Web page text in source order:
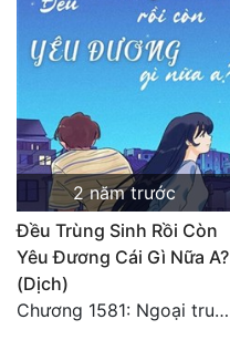
Ngự Thú
Truyện Nữ
Vô Địch Lưu
Xây Dựng Thế Lực
Đam Mỹ
Đẹp
2 năm trước
Đều Trùng Sinh Rồi Còn
Yêu Đương Cái Gì Nữa A?
(Dịch)
Chương 1581: Ngoại truyện 1 (9)